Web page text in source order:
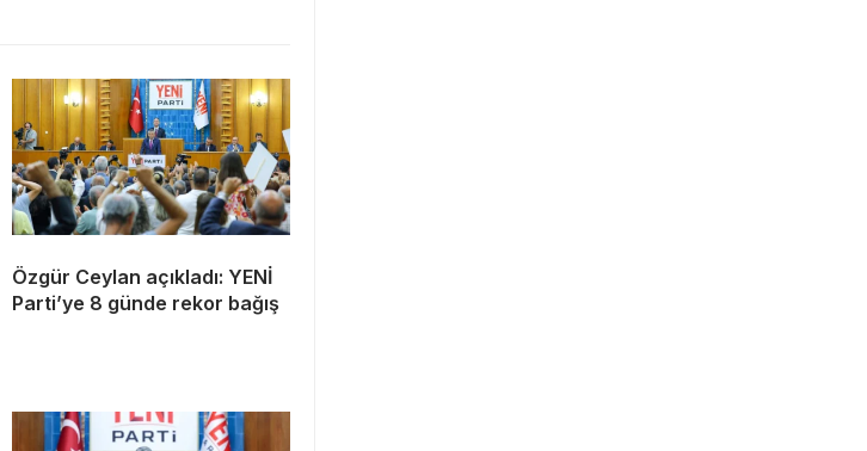
Özgür Ceylan açıkladı: YENİ
Parti’ye 8 günde rekor bağış